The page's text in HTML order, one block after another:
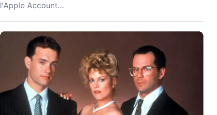
l'Apple Account…